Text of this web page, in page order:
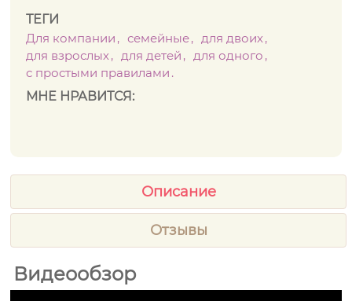
ТЕГИ
Для компании
семейные
для двоих
для взрослых
для детей
для одного
с простыми правилами
МНЕ НРАВИТСЯ:
Описание
Отзывы
Видеообзор